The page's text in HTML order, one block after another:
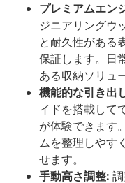
プレミアムエン
ジニアリングウ
と耐久性がある
保証します。日
ある収納ソリュ
機能的な引き出
イドを搭載して
が体験できます
ムを整理しやす
せます。
手動高さ調整: